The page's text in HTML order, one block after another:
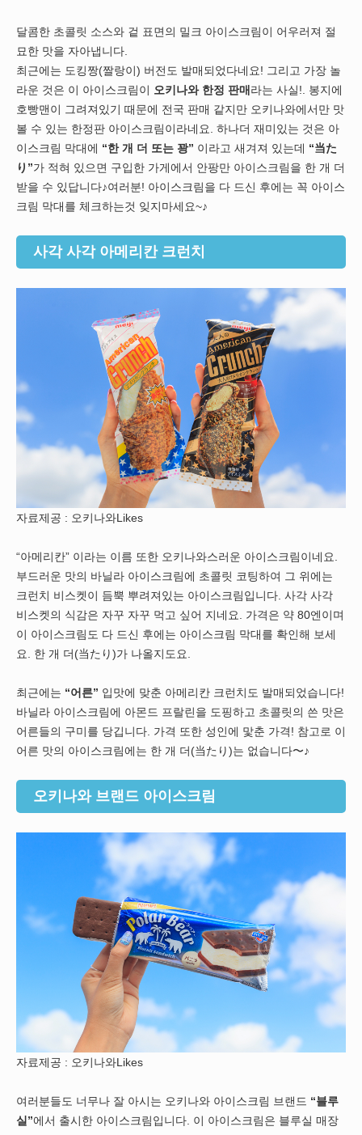
달콤한 초콜릿 소스와 겉 표면의 밀크 아이스크림이 어우러져 절
묘한 맛을 자아냅니다.
최근에는 도킹짱(짤랑이) 버전도 발매되었다네요! 그리고 가장 놀
라운 것은 이 아이스크림이 오키나와 한정 판매 라는 사실!. 봉지에
호빵맨이 그려져있기 때문에 전국 판매 같지만 오키나와에서만 맛
볼 수 있는 한정판 아이스크림이라네요. 하나더 재미있는 것은 아
이스크림 막대에 “한 개 더 또는 꽝” 이라고 새겨져 있는데 “当た
り”가 적혀 있으면 구입한 가게에서 안팡만 아이스크림을 한 개 더
받을 수 있답니다♪여러분! 아이스크림을 다 드신 후에는 꼭 아이스
크림 막대를 체크하는것 잊지마세요~♪
사각 사각 아메리칸 크런치
자료제공 : 오키나와Likes
“아메리칸” 이라는 이름 또한 오키나와스러운 아이스크림이네요.
부드러운 맛의 바닐라 아이스크림에 초콜릿 코팅하여 그 위에는
크런치 비스켓이 듬뿍 뿌려져있는 아이스크림입니다. 사각 사각
비스켓의 식감은 자꾸 자꾸 먹고 싶어 지네요. 가격은 약 80엔이며
이 아이스크림도 다 드신 후에는 아이스크림 막대를 확인해 보세
요. 한 개 더(当たり)가 나올지도요.
최근에는 “어른” 입맛에 맞춘 아메리칸 크런치도 발매되었습니다!
바닐라 아이스크림에 아몬드 프랄린을 도핑하고 초콜릿의 쓴 맛은
어른들의 구미를 당깁니다. 가격 또한 성인에 맟춘 가격! 참고로 이
어른 맛의 아이스크림에는 한 개 더(当たり)는 없습니다〜♪
오키나와 브랜드 아이스크림
자료제공 : 오키나와Likes
여러분들도 너무나 잘 아시는 오키나와 아이스크림 브랜드 “블루
실”에서 출시한 아이스크림입니다. 이 아이스크림은 블루실 매장